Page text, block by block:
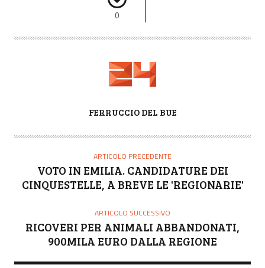
0
T
FERRUCCIO DEL BUE
ARTICOLO PRECEDENTE
VOTO IN EMILIA. CANDIDATURE DEI
CINQUESTELLE, A BREVE LE 'REGIONARIE'
ARTICOLO SUCCESSIVO
RICOVERI PER ANIMALI ABBANDONATI,
900MILA EURO DALLA REGIONE